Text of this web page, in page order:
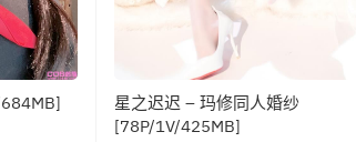
星之迟迟 – 玛修同人婚纱
[78P/1V/425MB]